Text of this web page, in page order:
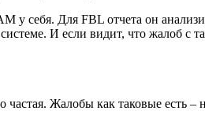
у себя. Для FBL отчета он
И если видит, что жалоб с
Жалобы как таковые есть –